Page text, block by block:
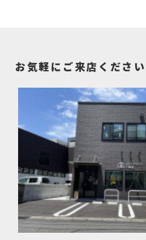
お気軽にご来店ください